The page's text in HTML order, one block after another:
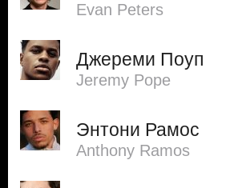
Evan Peters
Джереми Поуп
Jeremy Pope
Энтони Рамос
Anthony Ramos